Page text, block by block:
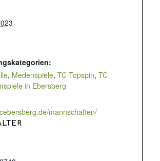
, Medenspiele, TC Topspin, TC
in Ebersberg
mannschaften/